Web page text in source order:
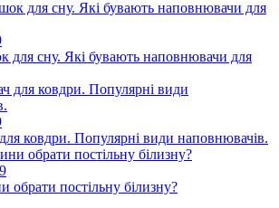
для сну. Які бувають наповнювачи для
ковдри. Популярні види наповнювачів.
обрати постільну білизну?